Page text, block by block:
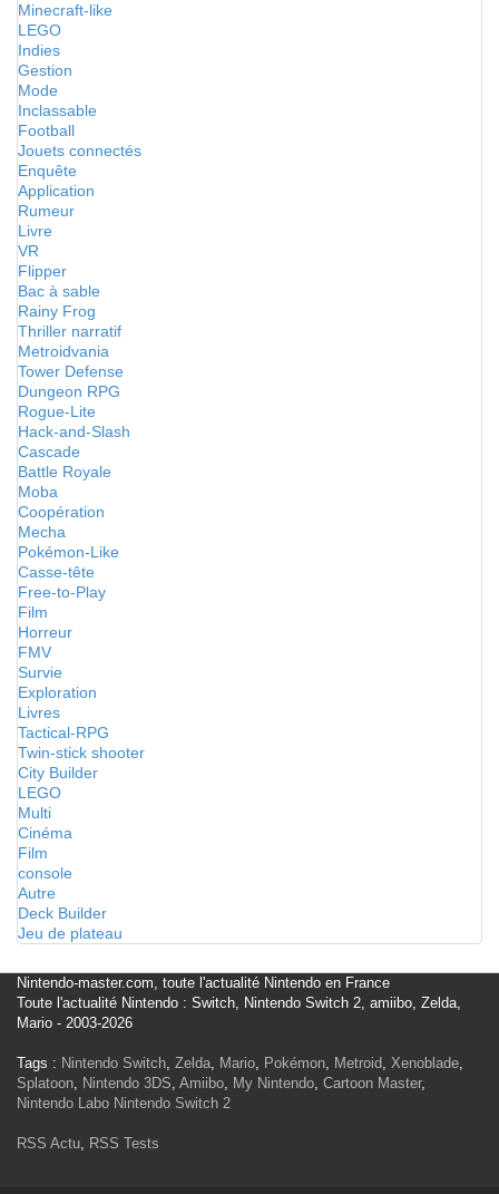
Minecraft-like
LEGO
Indies
Gestion
Mode
Inclassable
Football
Jouets connectés
Enquête
Application
Rumeur
Livre
VR
Flipper
Bac à sable
Rainy Frog
Thriller narratif
Metroidvania
Tower Defense
Dungeon RPG
Rogue-Lite
Hack-and-Slash
Cascade
Battle Royale
Moba
Coopération
Mecha
Pokémon-Like
Casse-tête
Free-to-Play
Film
Horreur
FMV
Survie
Exploration
Livres
Tactical-RPG
Twin-stick shooter
City Builder
LEGO
Multi
Cinéma
Film
console
Autre
Deck Builder
Jeu de plateau
Nintendo-master.com, toute l'actualité Nintendo en France
Toute l'actualité Nintendo : Switch, Nintendo Switch 2, amiibo, Zelda,
Mario - 2003-2026
Tags : Nintendo Switch, Zelda, Mario, Pokémon, Metroid, Xenoblade,
Splatoon, Nintendo 3DS, Amiibo, My Nintendo, Cartoon Master,
Nintendo Labo Nintendo Switch 2
RSS Actu, RSS Tests